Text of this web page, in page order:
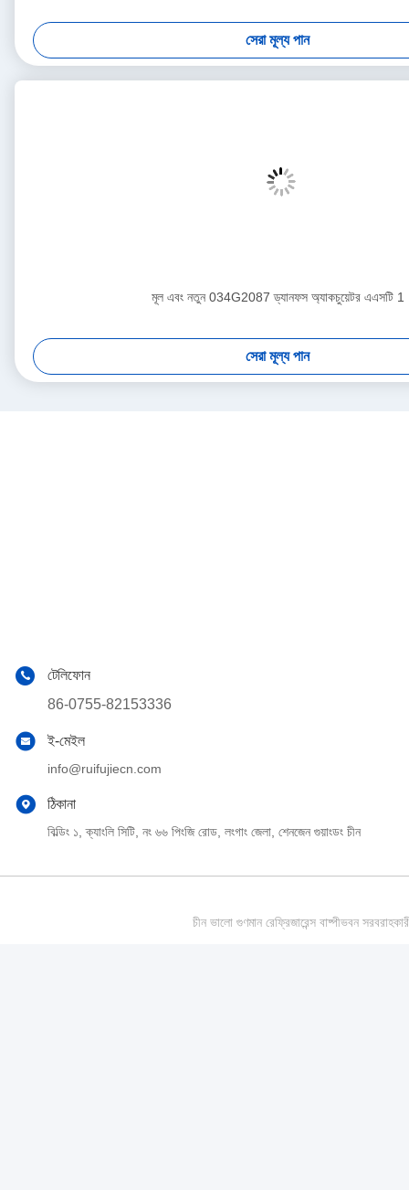
সেরা মূল্য পান
মূল এবং নতুন 034G2087 ড্যানফস অ্যাকচুয়েটর এএসটি 1
সেরা মূল্য পান
টেলিফোন
86-0755-82153336
ই-মেইল
info@ruifujiecn.com
ঠিকানা
বিল্ডিং ১, ক্যাংলি সিটি, নং ৬৬ পিংজি রোড, লংগাং জেলা, শেনজেন গুয়াংডং চীন
চীন ভালো গুণমান রেফ্রিজারেন্স বাষ্পীভবন